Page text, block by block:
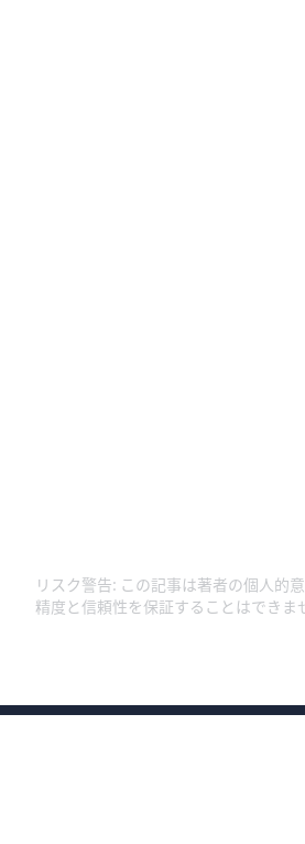
リスク警告: この記事は著者の個人的
精度と信頼性を保証することはできま